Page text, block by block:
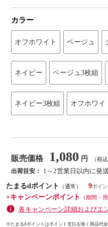
カラー
オフホワイト ベージュ
ネイビー ベージュ3枚組
ネイビー3枚組 オフホワイ
販売価格 1,080 円 （税込
出荷目安：
1～2営業日以内に発
たまるdポイント
（通常）
9
+キャンペーンポイント
（期間・
各キャンペーン詳細およびエ
※たまるdポイントはポイント支払を除く商品代金